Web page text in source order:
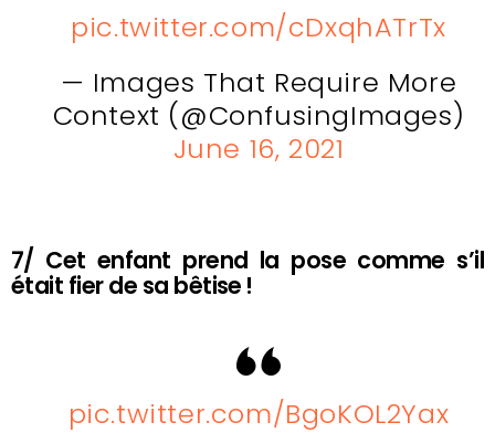
pic.twitter.com/cDxqhATrTx
— Images That Require More
Context (@ConfusingImages)
June 16, 2021
7/ Cet enfant prend la pose comme s’il
était fier de sa bêtise !
pic.twitter.com/BgoKOL2Yax